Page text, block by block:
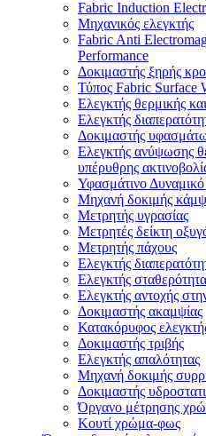
Fabric Induction
Μηχανικός ελεγκτής
Fabric Anti
Performance
Δοκιμαστής ξηρής
Τύπος Fabric Surface
Ελεγκτής θερμικής
Ελεγκτής
Δοκιμαστής
Ελεγκτής ανύψωσης
υπέρυθρης
Υφασμάτινο
Μηχανή δοκιμής
Μετρητής υγρασίας
Μετρητές δείκτη
Μετρητής πάχους
Ελεγκτής
Ελεγκτής
Ελεγκτής αντοχής
Δοκιμαστής ακαμψίας
Κατακόρυφος
Δοκιμαστής τριβής
Ελεγκτής απαλότητας
Μηχανή δοκιμής
Δοκιμαστής
Όργανο μέτρησης
Κουτί χρώμα-φως